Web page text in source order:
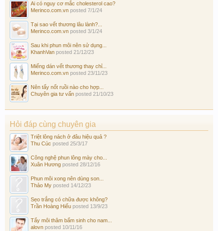
Ai có nguy cơ mắc cholesterol cao?
Merinco.com.vn posted 7/1/24
Tại sao vết thương lâu lành?...
Merinco.com.vn posted 3/1/24
Sau khi phun môi nên sử dụng...
KhanhVan posted 21/12/23
Miếng dán vết thương thay chỉ...
Merinco.com.vn posted 23/11/23
Nên tẩy nốt ruồi nào cho hợp...
Chuyên gia tư vấn posted 21/10/23
Hỏi đáp cùng chuyên gia
Triệt lông nách ở đâu hiệu quả ?
Thu Cúc posted 25/3/17
Công nghệ phun lông mày cho...
Xuân Hương posted 28/12/16
Phun môi xong nên dùng son...
Thảo My posted 14/12/23
Sẹo trắng có chữa được không?
Trần Hoàng Hiếu posted 13/9/23
Tẩy môi thâm bẩm sinh cho nam...
alovn posted 10/11/16